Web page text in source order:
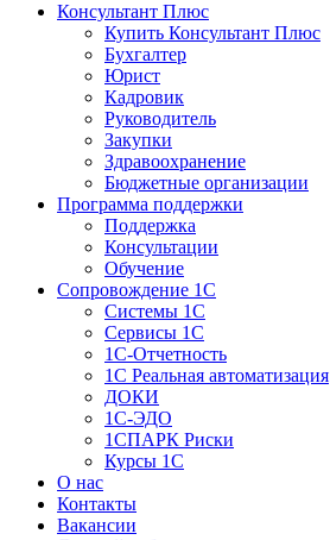
Консультант Плюс
Купить Консультант Плюс
Бухгалтер
Юрист
Кадровик
Руководитель
Закупки
Здравоохранение
Бюджетные организации
Программа поддержки
Поддержка
Консультации
Обучение
Сопровождение 1С
Системы 1С
Сервисы 1С
1C-Отчетность
1С Реальная автоматизация
ДОКИ
1C-ЭДО
1СПАРК Риски
Курсы 1С
О нас
Контакты
Вакансии